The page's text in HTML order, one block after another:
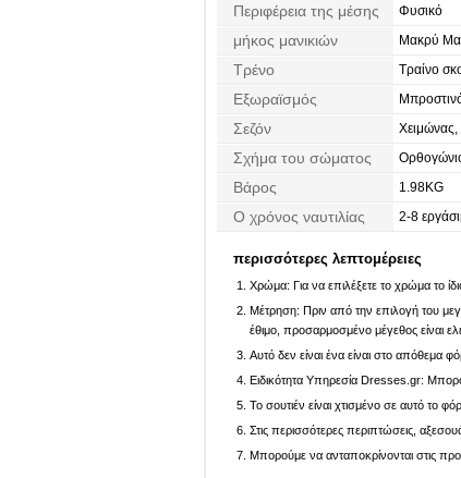
Περιφέρεια της μέσης Φυσικό
μήκος μανικιών Μακρύ
Τρένο Τραίνο
Εξωραϊσμός
Σεζόν Χειμώνας,
Σχήμα του σώματος
Βάρος 1.98KG
Ο χρόνος ναυτιλίας 2-8
περισσότερες λεπτομέρειες
Χρώμα: Για να επιλέξετε το χρώμα το
Μέτρηση: Πριν από την επιλογή του
έθιμο, προσαρμοσμένο μέγεθος είναι
Αυτό δεν είναι ένα είναι στο απόθεμα
Ειδικότητα Υπηρεσία Dresses.gr:
Το σουτιέν είναι χτισμένο σε αυτό το
Στις περισσότερες περιπτώσεις,
Μπορούμε να ανταποκρίνονται στις